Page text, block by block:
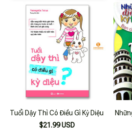
Tuổi Dậy Thì Có Điều Gì Kỳ Diệu
$21.99 USD